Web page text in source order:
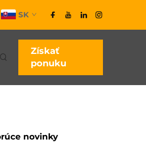
SK
Získať
ponuku
novinky